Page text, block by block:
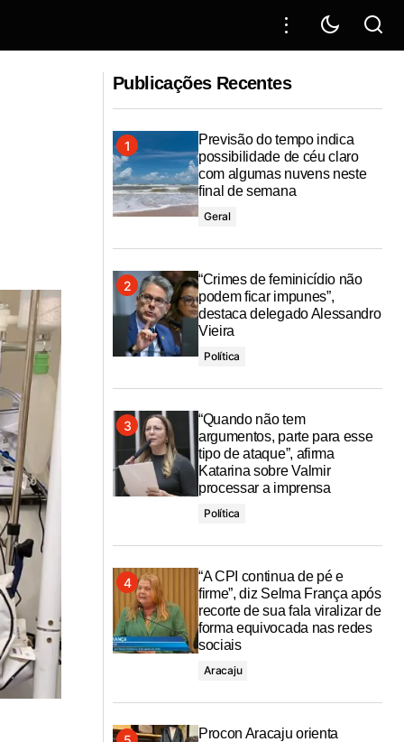
sexta-feira,
denúncia de Elber Batalha expõe
engrenagem política em torno da gestão
Publicações Recentes
Previsão do tempo indica
possibilidade de céu claro
com algumas nuvens neste
final de semana
Geral
“Crimes de feminicídio não
podem ficar impunes”,
destaca delegado Alessandro
Vieira
Política
“Quando não tem
argumentos, parte para esse
tipo de ataque”, afirma
Katarina sobre Valmir
processar a imprensa
Política
“A CPI continua de pé e
firme”, diz Selma França após
recorte de sua fala viralizar de
forma equivocada nas redes
sociais
Aracaju
Procon Aracaju orienta